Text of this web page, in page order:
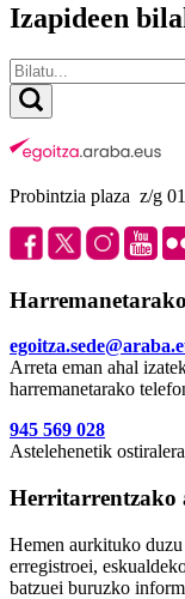
Izapideen
Probintzia plaza z/g
Arreta eman ahal
harremanetarako
945 569 028
Astelehenetik
Herritarrentzako
Hemen aurkituko duzu
erregistroei,
batzuei buruzko